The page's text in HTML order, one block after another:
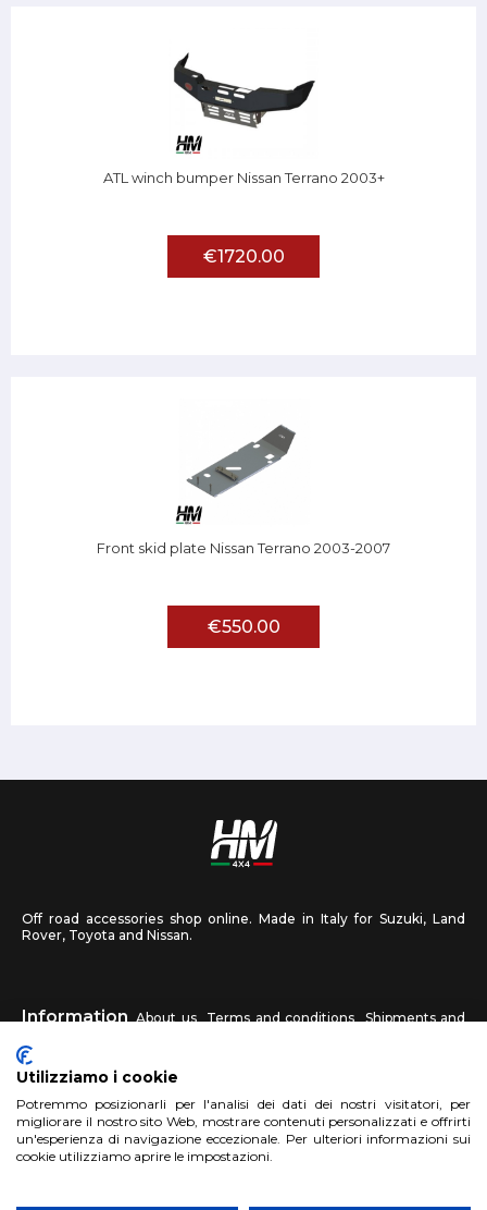
ATL winch bumper Nissan Terrano 2003+
€1720.00
Front skid plate Nissan Terrano 2003-2007
€550.00
Off road accessories shop online. Made in Italy for Suzuki, Land
Rover, Toyota and Nissan.
Information About us Terms and conditions
Shipments and
returns
HM4X4 FAQ Affiliated workshop Send us a photo
Account Sign up
Utilizziamo i cookie
Potremmo posizionarli per l'analisi dei dati dei nostri visitatori, per
migliorare il nostro sito Web, mostrare contenuti personalizzati e offrirti
un'esperienza di navigazione eccezionale. Per ulteriori informazioni sui
cookie utilizziamo aprire le impostazioni.